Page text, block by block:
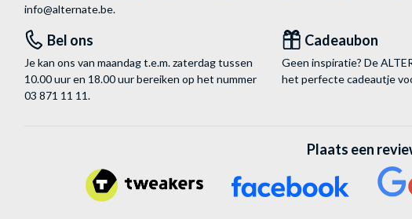
info@alternate.be.
Bel ons
Je kan ons van maandag t.e.m. zaterdag tussen
10.00 uur en 18.00 uur bereiken op het nummer
03 871 11 11.
Cadeaubon
Geen inspiratie? De
het perfecte cadeautje
Plaats een